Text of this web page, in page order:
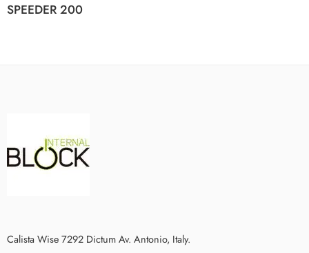
SPEEDER 200
Calista Wise 7292 Dictum Av. Antonio, Italy.